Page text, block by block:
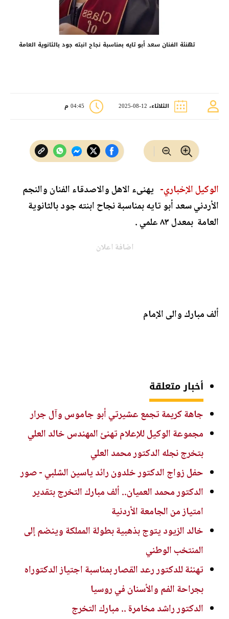
تهنئة الفنان سعد أبو تايه بمناسبة نجاح انبته جود بالثانوية العامة
الثلاثاء، 12-08-2025 04:45 م
الوكيل الإخباري- يهنىء الاهل والاصدقاء الفنان والنجم
الأردني سعد أبو تايه بمناسبة نجاح ابنته جود بالثانوية
العامة بمعدل ٨٣ علمي .
اضافة اعلان
ألف مبارك والى الإمام
أخبار متعلقة
جاهة كريمة تجمع عشيرتي أبو جاموس وآل جرار
مجموعة الوكيل للإعلام تهنئ المهندس خالد العلي
بتخرج نجله الدكتور محمد العلي
حفل زواج الدكتور خلدون رائد ياسين الشلبي - صور
الدكتور محمد العميان.. ألف مبارك التخرج بتقدير
امتياز من الجامعة الأردنية
خالد الزيود يتوج بذهبية بطولة المملكة وينضم إلى
المنتخب الوطني
تهنئة للدكتور رعد القصار بمناسبة اجتياز الدكتوراه
بجراحة الفم والأسنان في روسيا
الدكتور راشد مخامرة .. مبارك التخرج